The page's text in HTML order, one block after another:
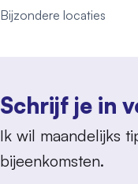
Bijzondere locaties
Schrijf je in
Ik wil maandelijks
bijeenkomsten.